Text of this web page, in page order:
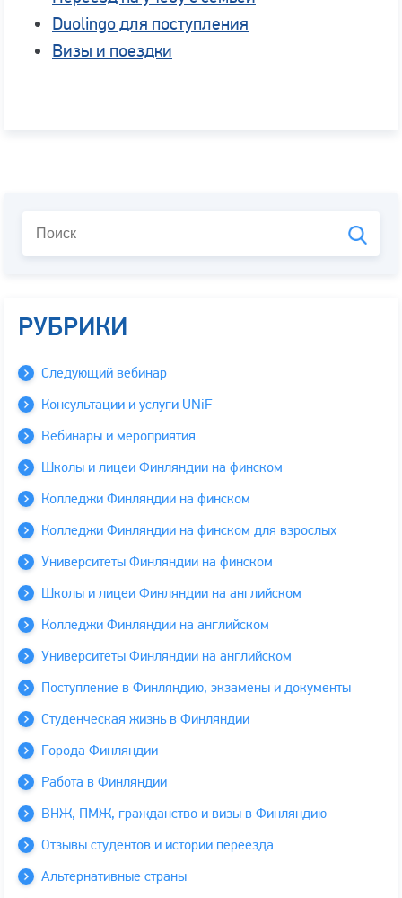
Duolingo для поступления
Визы и поездки
РУБРИКИ
Следующий вебинар
Консультации и услуги UNiF
Вебинары и мероприятия
Школы и лицеи Финляндии на финском
Колледжи Финляндии на финском
Колледжи Финляндии на финском для взрослых
Университеты Финляндии на финском
Школы и лицеи Финляндии на английском
Колледжи Финляндии на английском
Университеты Финляндии на английском
Поступление в Финляндию, экзамены и документы
Студенческая жизнь в Финляндии
Города Финляндии
Работа в Финляндии
ВНЖ, ПМЖ, гражданство и визы в Финляндию
Отзывы студентов и истории переезда
Альтернативные страны